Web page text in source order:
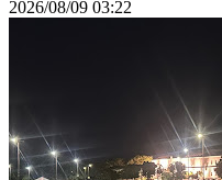
2026/08/09 03:22